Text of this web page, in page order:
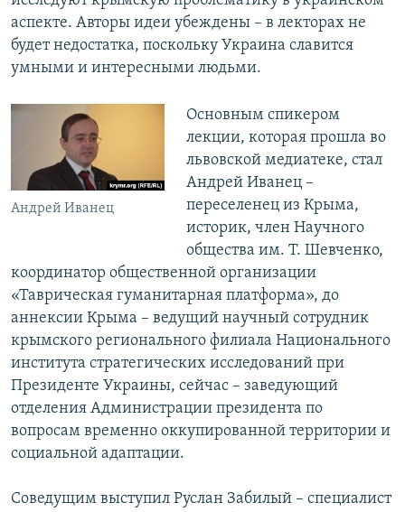
аспекте. Авторы идеи убеждены – в лекторах не
будет недостатка, поскольку Украина славится
умными и интересными людьми.
Андрей Иванец
Основным спикером
лекции, которая прошла во
львовской медиатеке, стал
Андрей Иванец –
переселенец из Крыма,
историк, член Научного
общества им. Т. Шевченко,
координатор общественной организации
«Таврическая гуманитарная платформа», до
аннексии Крыма – ведущий научный сотрудник
крымского регионального филиала Национального
института стратегических исследований при
Президенте Украины, сейчас – заведующий
отделения Администрации президента по
вопросам временно оккупированной территории и
социальной адаптации.
Соведущим выступил Руслан Забилый – специалист